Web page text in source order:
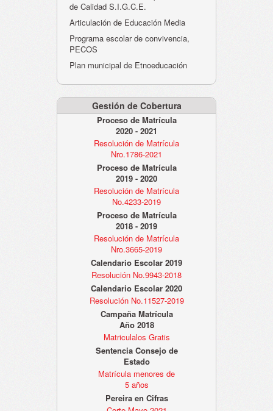
de Calidad S.I.G.C.E.
Articulación de Educación Media
Programa escolar de convivencia,
PECOS
Plan municipal de Etnoeducación
Gestión de Cobertura
Proceso de Matrícula
2020 - 2021
Resolución de Matrícula
Nro.1786-2021
Proceso de Matrícula
2019 - 2020
Resolución de Matrícula
No.4233-2019
Proceso de Matrícula
2018 - 2019
Resolución de Matrícula
Nro.3665-2019
Calendario Escolar 2019
Resolución No.9943-2018
Calendario Escolar 2020
Resolución No.11527-2019
Campaña Matrícula
Año 2018
Matriculalos Gratis
Sentencia Consejo de
Estado
Matrícula menores de
5 años
Pereira en Cifras